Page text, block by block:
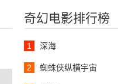
奇幻电影排行榜
1 深海
2 蜘蛛侠纵横宇宙